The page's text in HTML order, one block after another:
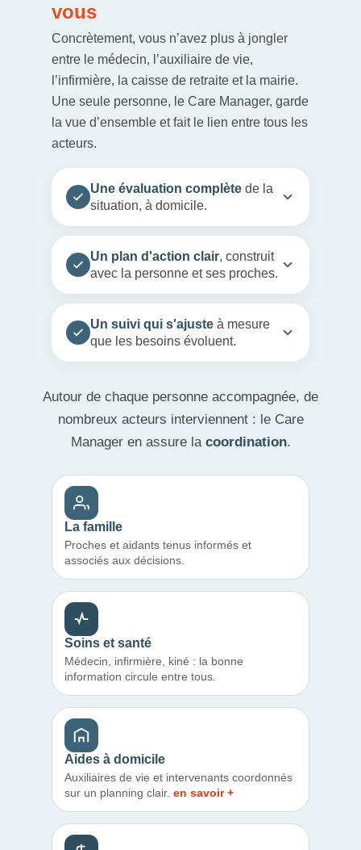
vous
Concrètement, vous n’avez plus à jongler
entre le médecin, l’auxiliaire de vie,
l’infirmière, la caisse de retraite et la mairie.
Une seule personne, le Care Manager, garde
la vue d’ensemble et fait le lien entre tous les
acteurs.
Une évaluation complète de la
situation, à domicile.
Un plan d'action clair, construit
avec la personne et ses proches.
Un suivi qui s'ajuste à mesure
que les besoins évoluent.
Autour de chaque personne accompagnée, de
nombreux acteurs interviennent : le Care
Manager en assure la coordination.
La famille
Proches et aidants tenus informés et
associés aux décisions.
Soins et santé
Médecin, infirmière, kiné : la bonne
information circule entre tous.
Aides à domicile
Auxiliaires de vie et intervenants coordonnés
sur un planning clair. en savoir +